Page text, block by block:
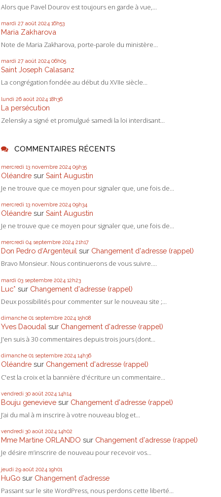
Alors que Pavel Dourov est toujours en garde à vue,...
mardi 27 août 2024 16h53
Maria Zakharova
Note de Maria Zakharova, porte-parole du ministère...
mardi 27 août 2024 06h05
Saint Joseph Calasanz
La congrégation fondée au début du XVIIe siècle...
lundi 26 août 2024 18h36
La persécution
Zelensky a signé et promulgué samedi la loi interdisant...
COMMENTAIRES RÉCENTS
mercredi 13 novembre 2024 09h35
Oléandre sur Saint Augustin
Je ne trouve que ce moyen pour signaler que, une fois de...
mercredi 13 novembre 2024 09h34
Oléandre sur Saint Augustin
Je ne trouve que ce moyen pour signaler que, une fois de...
mercredi 04 septembre 2024 21h17
Don Pedro d‘Argenteuil sur Changement d'adresse (rappel)
Bravo Monsieur. Nous continuerons de vous suivre....
mardi 03 septembre 2024 12h23
Luc* sur Changement d'adresse (rappel)
Deux possibilités pour commenter sur le nouveau site ;...
dimanche 01 septembre 2024 15h08
Yves Daoudal sur Changement d'adresse (rappel)
J'en suis à 30 commentaires depuis trois jours (dont...
dimanche 01 septembre 2024 14h36
Oléandre sur Changement d'adresse (rappel)
C'est la croix et la bannière d'écriture un commentaire...
vendredi 30 août 2024 14h14
Bouju genevieve sur Changement d'adresse (rappel)
J’ai du mal à m inscrire à votre nouveau blog et...
vendredi 30 août 2024 14h02
Mme Martine ORLANDO sur Changement d'adresse (rappel)
Je désire m’inscrire de nouveau pour recevoir vos...
jeudi 29 août 2024 19h01
HuGo sur Changement d’adresse
Passant sur le site WordPress, nous perdons cette liberté...